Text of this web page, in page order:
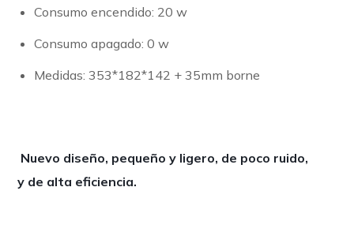
Consumo encendido: 20 w
Consumo apagado: 0 w
Medidas: 353*182*142 + 35mm borne
Nuevo diseño, pequeño y ligero, de poco ruido,
y de alta eficiencia.